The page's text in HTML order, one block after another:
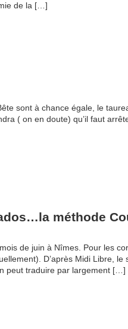
de la […]
sont à chance égale, le
( on en doute) qu’il faut
méthode
de juin à Nîmes. Pour les
D’après Midi Libre, le
peut traduire par largement […]